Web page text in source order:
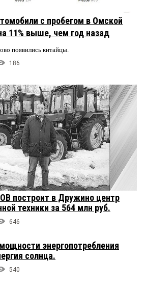
с пробегом в Омской
11% выше, чем год назад
появились китайцы.
186
построит в Дружино центр
техники за 564 млн руб.
646
энергопотребления
солнца.
540